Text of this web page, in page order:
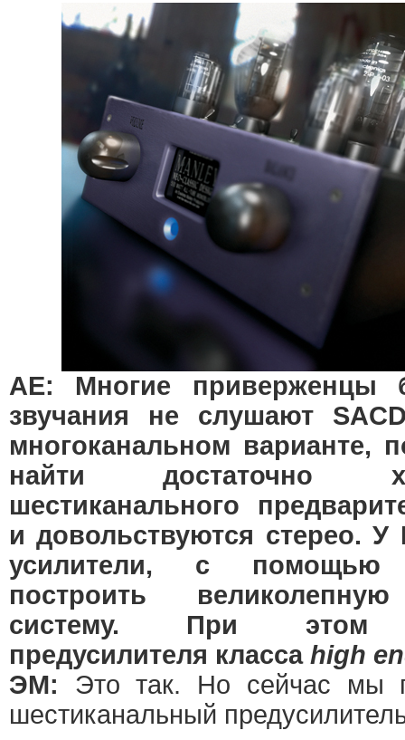
АЕ: Многие приверженцы
звучания не слушают
многоканальном варианте,
найти достаточно
шестиканального
и довольствуются стерео.
усилители, с
построить
систему. При этом
предусилителя класса high
ЭМ: Это так. Но сейчас мы
шестиканальный